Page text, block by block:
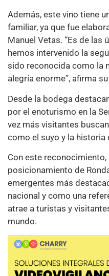
Además, este vino tiene
familiar, ya que fue
Manuel Vetas. “Es de las
hemos intervenido la
sido reconocida como la
alegría enorme”, afirma
Desde la bodega
por el enoturismo en la
vez más visitantes
como el suyo y la historia
Con este
posicionamiento de
emergentes más
nacional y como una
atrae a turistas y
mundo.